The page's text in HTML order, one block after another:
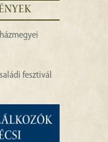
fesztivál